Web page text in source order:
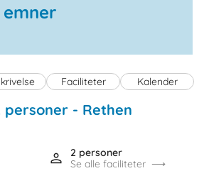
Faciliteter Kalender
personer - Rethen
2 personer
Se alle faciliteter